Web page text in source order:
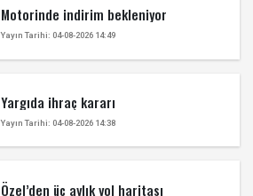
Motorinde indirim bekleniyor
Yayın Tarihi: 04-08-2026 14:49
Yargıda ihraç kararı
Yayın Tarihi: 04-08-2026 14:38
Özel’den üç aylık yol haritası